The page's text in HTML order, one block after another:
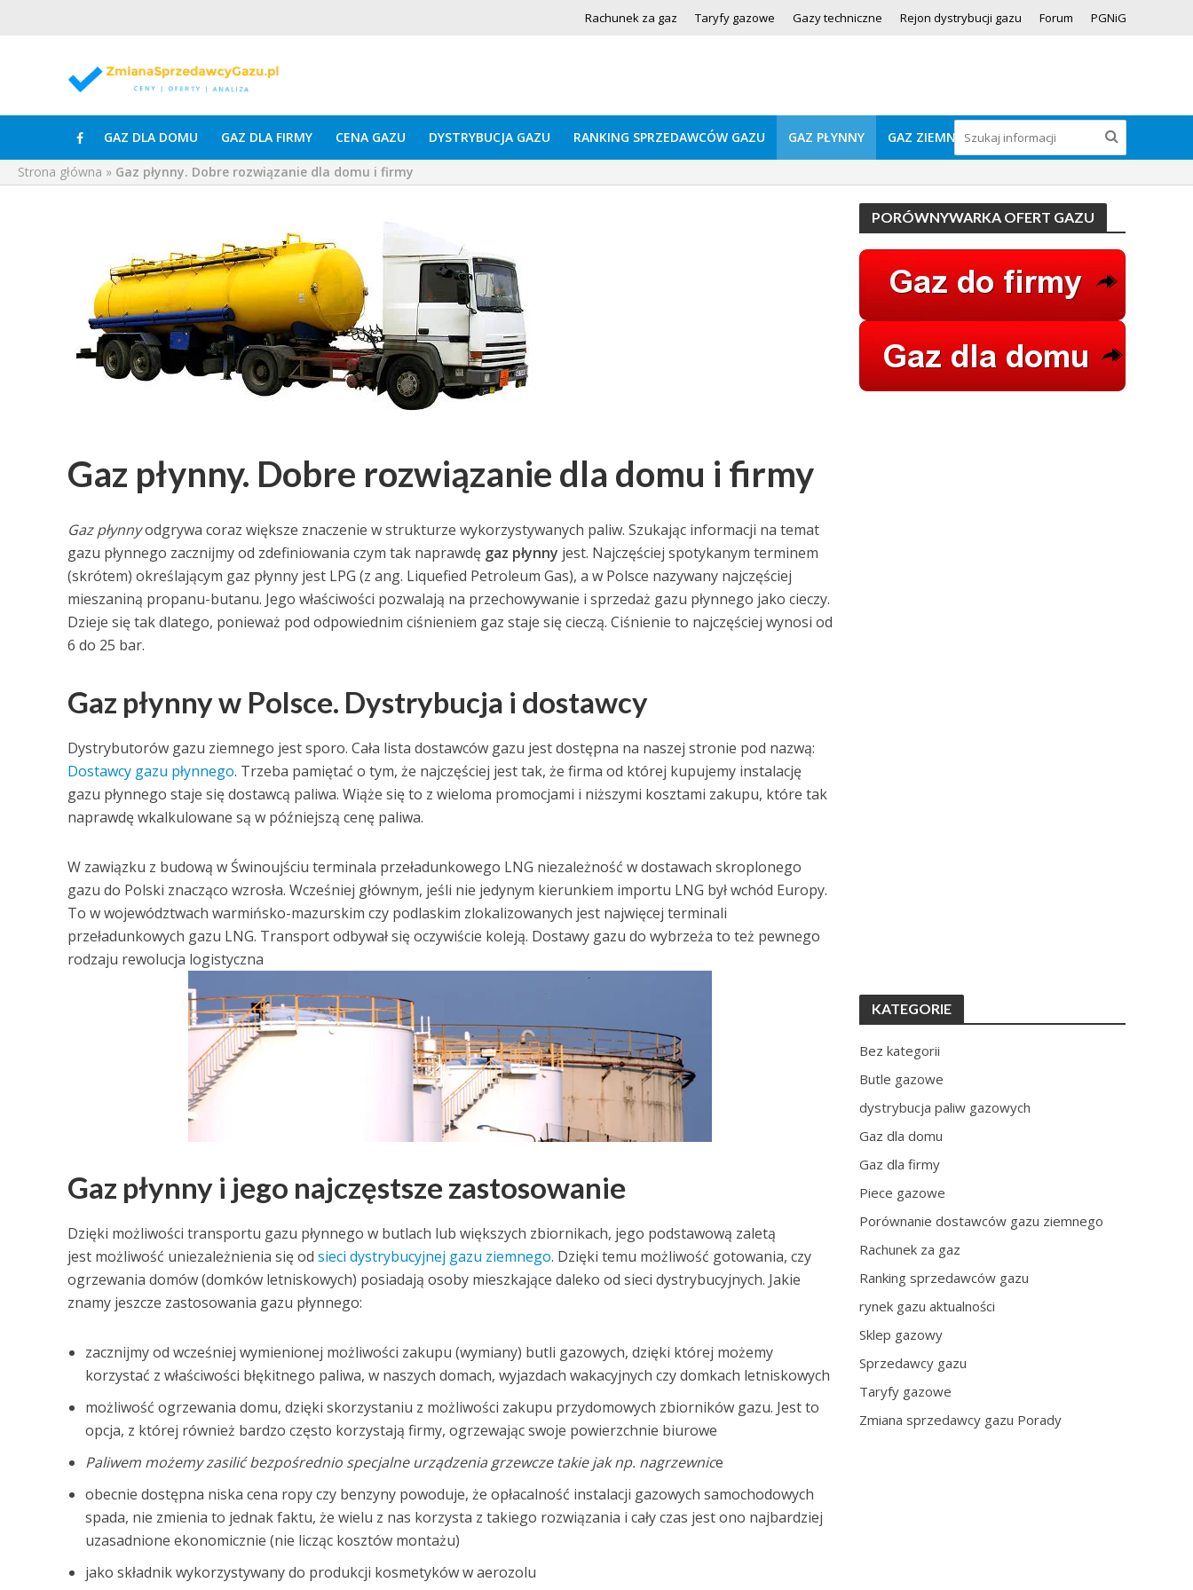
Rachunek za gaz Taryfy gazowe Gazy techniczne Rejon dystrybucji gazu Forum PGNiG
GAZ DLA DOMU GAZ DLA FIRMY CENA GAZU DYSTRYBUCJA GAZU RANKING SPRZEDAWCÓW GAZU GAZ PŁYNNY GAZ ZIEMNY
Strona główna » Gaz płynny. Dobre rozwiązanie dla domu i firmy
Gaz płynny. Dobre rozwiązanie dla domu i firmy
Gaz płynnyodgrywa coraz większe znaczenie w strukturze wykorzystywanych paliw. Szukając informacji na temat
gazu płynnego zacznijmy od zdefiniowania czym tak naprawdę gaz płynny jest. Najczęściej spotykanym terminem
(skrótem) określającym gaz płynny jest LPG (z ang. Liquefied Petroleum Gas), a w Polsce nazywany najczęściej
mieszaniną propanu-butanu. Jego właściwości pozwalają na przechowywanie i sprzedaż gazu płynnego jako cieczy.
Dzieje się tak dlatego, ponieważ pod odpowiednim ciśnieniem gaz staje się cieczą. Ciśnienie to najczęściej wynosi od
6 do 25 bar.
Gaz płynny w Polsce. Dystrybucja i dostawcy
Dystrybutorów gazu ziemnego jest sporo. Cała lista dostawców gazu jest dostępna na naszej stronie pod nazwą:
Dostawcy gazu płynnego. Trzeba pamiętać o tym, że najczęściej jest tak, że firma od której kupujemy instalację
gazu płynnego staje się dostawcą paliwa. Wiąże się to z wieloma promocjami i niższymi kosztami zakupu, które tak
naprawdę wkalkulowane są w późniejszą cenę paliwa.
W zawiązku z budową w Świnoujściu terminala przeładunkowego LNG niezależność w dostawach skroplonego
gazu do Polski znacząco wzrosła. Wcześniej głównym, jeśli nie jedynym kierunkiem importu LNG był wchód Europy.
To w województwach warmińsko-mazurskim czy podlaskim zlokalizowanych jest najwięcej terminali
przeładunkowych gazu LNG. Transport odbywał się oczywiście koleją. Dostawy gazu do wybrzeża to też pewnego
rodzaju rewolucja logistyczna
Gaz płynny i jego najczęstsze zastosowanie
Dzięki możliwości transportu gazu płynnego w butlach lub większych zbiornikach, jego podstawową zaletą
jest możliwość uniezależnienia się od sieci dystrybucyjnej gazu ziemnego. Dzięki temu możliwość gotowania, czy
ogrzewania domów (domków letniskowych) posiadają osoby mieszkające daleko od sieci dystrybucyjnych. Jakie
znamy jeszcze zastosowania gazu płynnego:
zacznijmy od wcześniej wymienionej możliwości zakupu (wymiany) butli gazowych, dzięki której możemy
korzystać z właściwości błękitnego paliwa, w naszych domach, wyjazdach wakacyjnych czy domkach letniskowych
możliwość ogrzewania domu, dzięki skorzystaniu z możliwości zakupu przydomowych zbiorników gazu. Jest to
opcja, z której również bardzo często korzystają firmy, ogrzewając swoje powierzchnie biurowe
Paliwem możemy zasilić bezpośrednio specjalne urządzenia grzewcze takie jak np. nagrzewnice
obecnie dostępna niska cena ropy czy benzyny powoduje, że opłacalność instalacji gazowych samochodowych
spada, nie zmienia to jednak faktu, że wielu z nas korzysta z takiego rozwiązania i cały czas jest ono najbardziej
uzasadnione ekonomicznie (nie licząc kosztów montażu)
jako składnik wykorzystywany do produkcji kosmetyków w aerozolu
PORÓWNYWARKA OFERT GAZU
KATEGORIE
Bez kategorii
Butle gazowe
dystrybucja paliw gazowych
Gaz dla domu
Gaz dla firmy
Piece gazowe
Porównanie dostawców gazu ziemnego
Rachunek za gaz
Ranking sprzedawców gazu
rynek gazu aktualności
Sklep gazowy
Sprzedawcy gazu
Taryfy gazowe
Zmiana sprzedawcy gazu Porady